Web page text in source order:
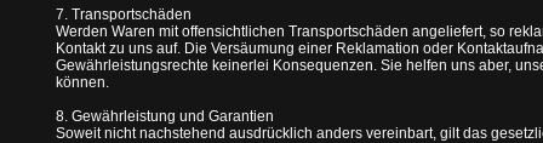
7. Transportschäden
Werden Waren mit offensichtlichen Transportschäden angeliefert, so
Kontakt zu uns auf. Die Versäumung einer Reklamation oder
Gewährleistungsrechte keinerlei Konsequenzen. Sie helfen uns aber,
können.
8. Gewährleistung und Garantien
Soweit nicht nachstehend ausdrücklich anders vereinbart, gilt das